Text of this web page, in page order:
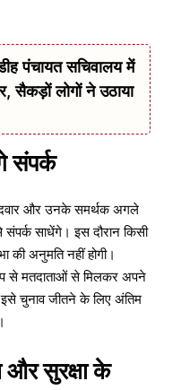
पंचायत सचिवालय में
सैकड़ों लोगों ने उठाया
संपर्क
और उनके समर्थक अगले
साधेंगे। इस दौरान किसी
की अनुमति नहीं होगी।
से मतदाताओं से मिलकर अपने
चुनाव जीतने के लिए अंतिम
सुरक्षा के